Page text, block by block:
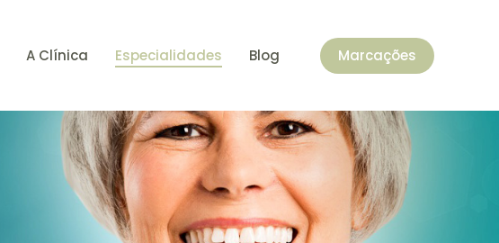
A Clínica Especialidades Blog Marcações